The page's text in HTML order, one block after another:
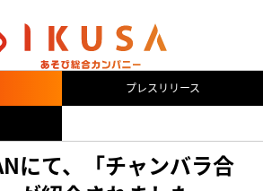
プレスリリース
にて、「チャンバラ合